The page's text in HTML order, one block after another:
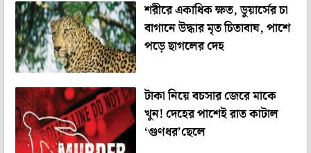
শরীরে একাধিক ক্ষত, ডুয়ার্সের চা
বাগানে উদ্ধার মৃত চিতাবাঘ, পাশে
পড়ে ছাগলের দেহ
টাকা নিয়ে বচসার জেরে মাকে
খুন! দেহের পাশেই রাত কাটাল
‘গুণধর’ছেলে